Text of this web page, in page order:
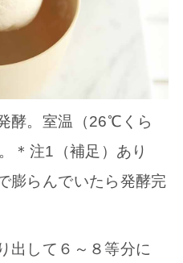
酵。室温（26℃くら
＊注1（補足）あり
膨らんでいたら発酵完
出して６～８等分に